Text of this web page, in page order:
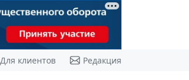
Для клиентов Редакция